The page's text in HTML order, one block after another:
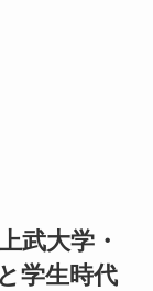
武大学・
学生時代